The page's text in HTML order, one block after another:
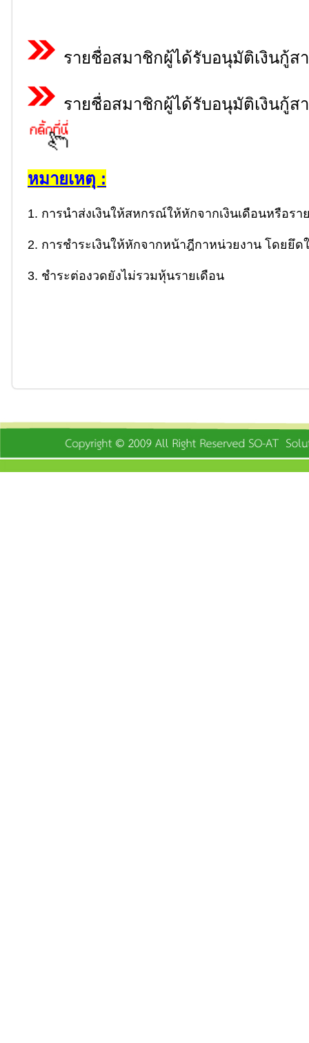
รายชื่อสมาชิกผู้ได้รับอนุมัติเงินกู้
รายชื่อสมาชิกผู้ได้รับอนุมัติเงินกู้
หมายเหตุ :
1. การนําส่งเงินให้สหกรณ์ให้หักจากเงินเดือนหรือร
2. การชําระเงินให้หักจากหน้าฎีกาหน่วยงาน โดยยึ
3. ชําระต่องวดยังไม่รวมหุ้นรายเดือน